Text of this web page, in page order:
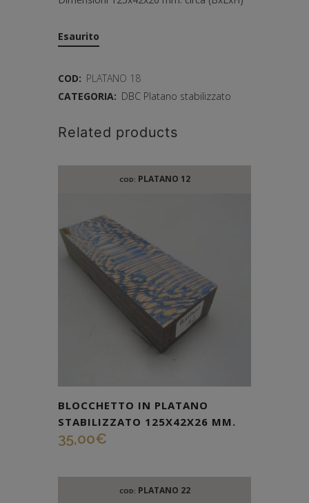
Esaurito
COD: PLATANO 18
CATEGORIA: DBC Platano stabilizzato
Related products
COD: PLATANO 12
BLOCCHETTO IN PLATANO
STABILIZZATO 125X42X26 MM.
35,00€
COD: PLATANO 22